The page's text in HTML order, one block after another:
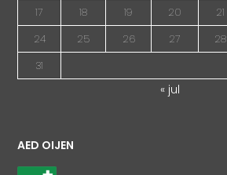
17
18 19 20 21
24
25 26 27 28
31
« jul
AED OIJEN